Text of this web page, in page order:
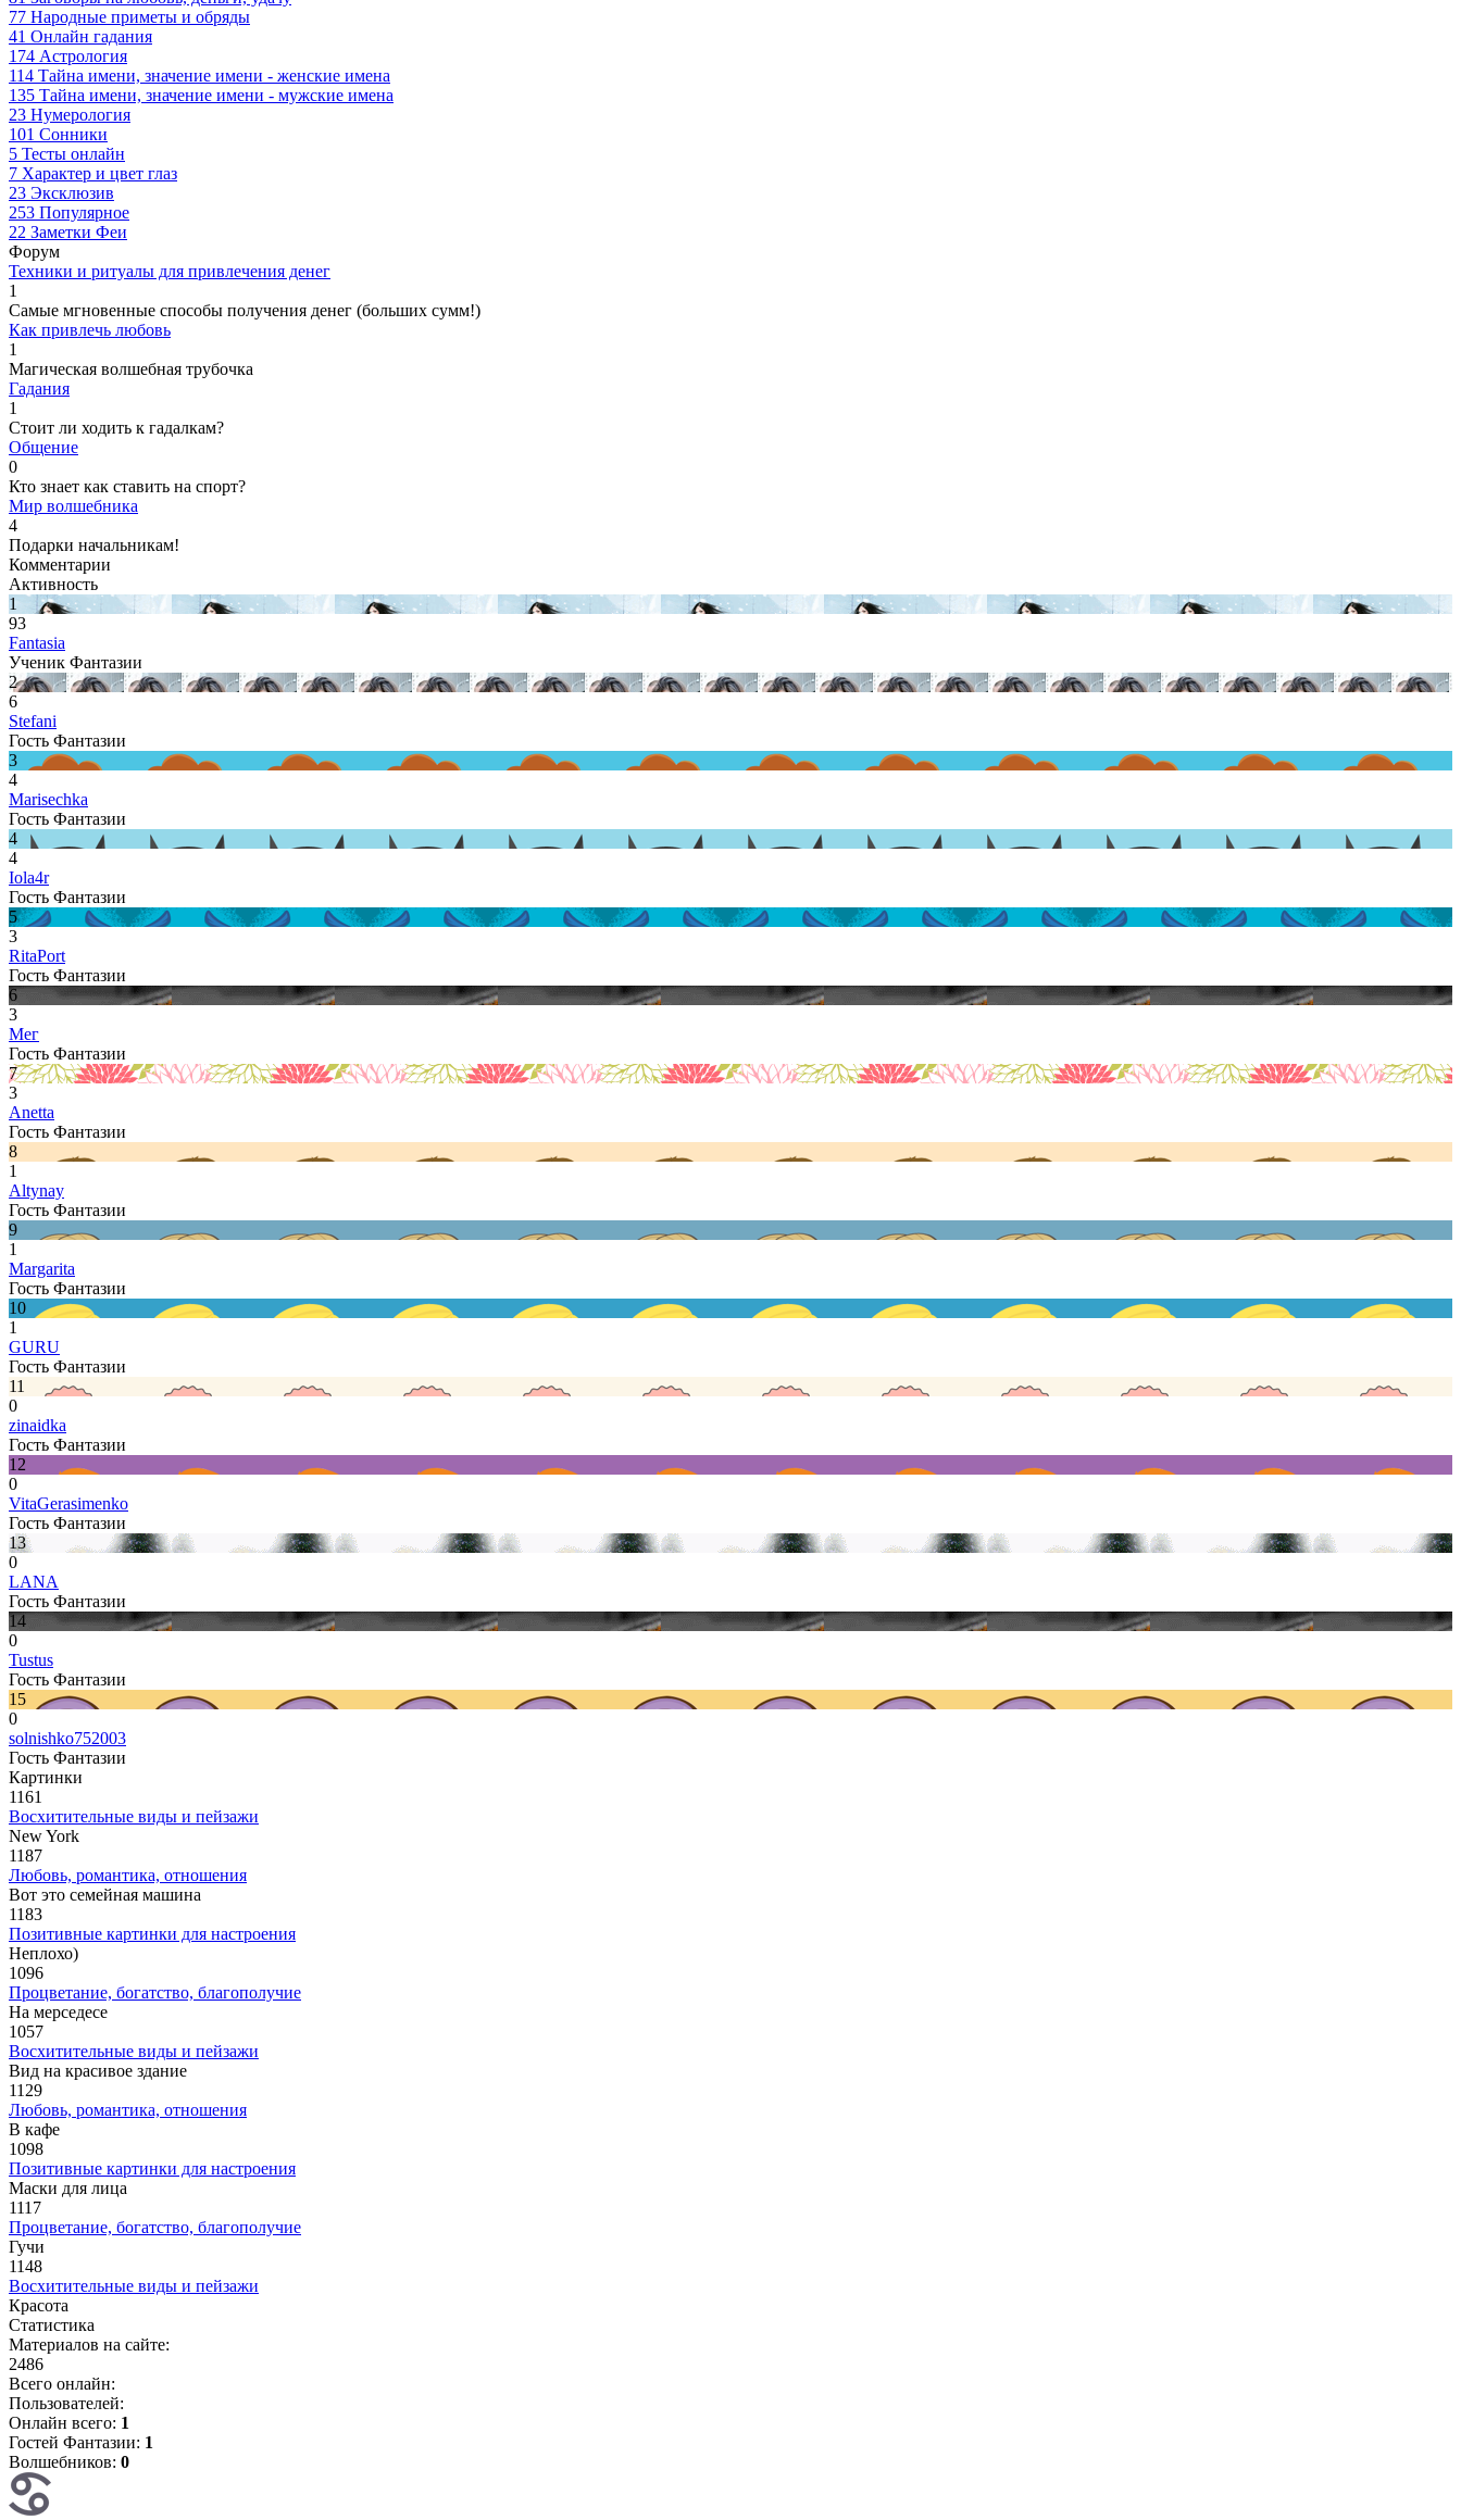
77 Народные приметы и обряды
41 Онлайн гадания
174 Астрология
114 Тайна имени, значение имени - женские имена
135 Тайна имени, значение имени - мужские имена
23 Нумерология
101 Сонники
5 Тесты онлайн
7 Характер и цвет глаз
23 Эксклюзив
253 Популярное
22 Заметки Феи
Форум
Техники и ритуалы для привлечения денег
1
Самые мгновенные способы получения денег (больших сумм!)
Как привлечь любовь
1
Магическая волшебная трубочка
Гадания
1
Стоит ли ходить к гадалкам?
Общение
0
Кто знает как ставить на спорт?
Мир волшебника
4
Подарки начальникам!
Комментарии
Активность
1
93
Fantasia
Ученик Фантазии
2
6
Stefani
Гость Фантазии
3
4
Marisechka
Гость Фантазии
4
4
Iola4r
Гость Фантазии
5
3
RitaPort
Гость Фантазии
6
3
Мег
Гость Фантазии
7
3
Anetta
Гость Фантазии
8
1
Altynay
Гость Фантазии
9
1
Margarita
Гость Фантазии
10
1
GURU
Гость Фантазии
11
0
zinaidka
Гость Фантазии
12
0
VitaGerasimenko
Гость Фантазии
13
0
LANA
Гость Фантазии
14
0
Tustus
Гость Фантазии
15
0
solnishko752003
Гость Фантазии
Картинки
1161
Восхитительные виды и пейзажи
New York
1187
Любовь, романтика, отношения
Вот это семейная машина
1183
Позитивные картинки для настроения
Неплохо)
1096
Процветание, богатство, благополучие
На мерседесе
1057
Восхитительные виды и пейзажи
Вид на красивое здание
1129
Любовь, романтика, отношения
В кафе
1098
Позитивные картинки для настроения
Маски для лица
1117
Процветание, богатство, благополучие
Гучи
1148
Восхитительные виды и пейзажи
Красота
Статистика
Материалов на сайте:
2486
Всего онлайн:
Пользователей:
Онлайн всего: 1
Гостей Фантазии: 1
Волшебников: 0